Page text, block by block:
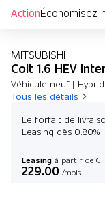
ActionÉconomisez
MITSUBISHI
Colt 1.6 HEV
Véhicule neuf |
Tous les détails
Le forfait de
Leasing dès 0.80%
Leasing à partir de
229.00 /mois